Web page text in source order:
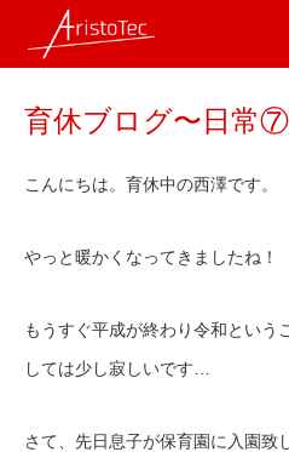
育休ブログ〜日常
こんにちは。育休中の西澤です。
やっと暖かくなってきましたね！
もうすぐ平成が終わり令和という
しては少し寂しいです
さて、先日息子が保育園に入園致